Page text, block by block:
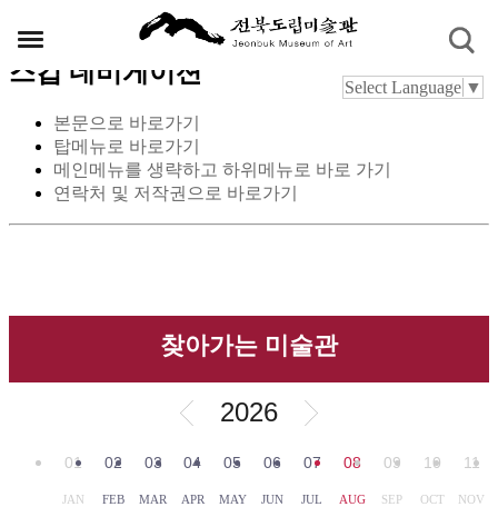
스킵 네비게이션
본문으로 바로가기
탑메뉴로 바로가기
메인메뉴를 생략하고 하위메뉴로 바로 가기
연락처 및 저작권으로 바로가기
Select Language ▼
찾아가는 미술관
2026
01
JAN
02
FEB
03
MAR
04
APR
05
MAY
06
JUN
07
JUL
08
AUG
09
SEP
10
OCT
11
NOV